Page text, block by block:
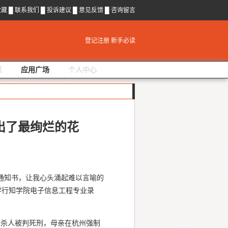
联系我们 投诉建议 意见反馈 咨询留言
登记注册 新手必读
应用广场 个人中心
最绚烂的花
书，让我心头涌起难以言喻的
知学院电子信息工程专业录
被判死刑，母亲在杭州强制